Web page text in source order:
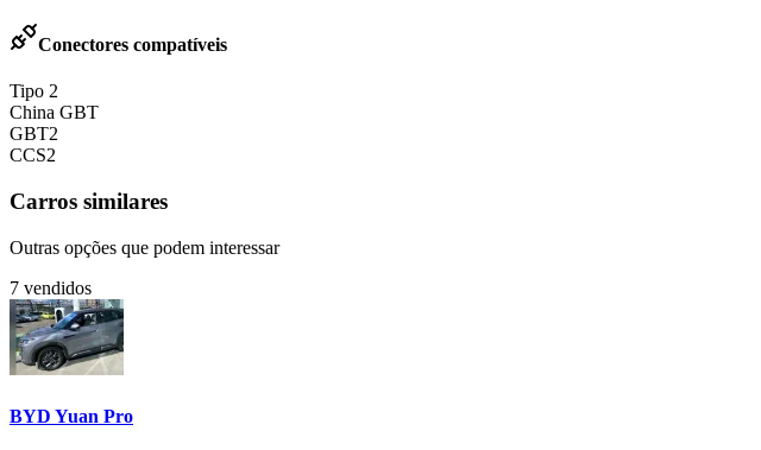
Conectores compatíveis
Tipo 2
China GBT
GBT2
CCS2
Carros similares
Outras opções que podem interessar
7 vendidos
BYD Yuan Pro